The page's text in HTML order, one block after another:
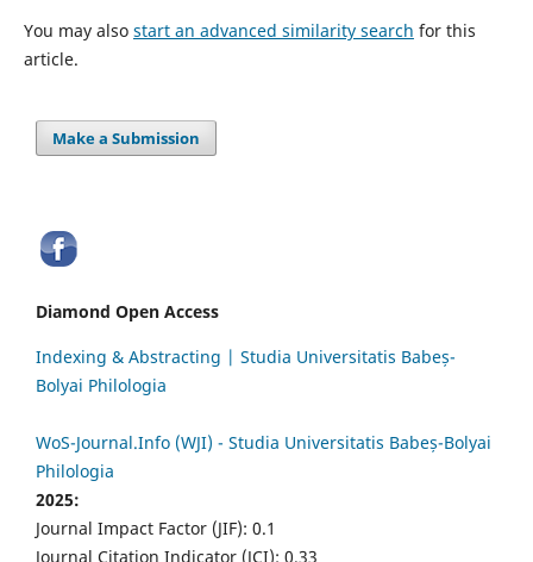
You may also start an advanced similarity search for this
article.
Make a Submission
Diamond Open Access
Indexing & Abstracting | Studia Universitatis Babeș-
Bolyai Philologia
WoS-Journal.Info (WJI) - Studia Universitatis Babeș-Bolyai
Philologia
2025:
Journal Impact Factor (JIF): 0.1
Journal Citation Indicator (JCI): 0.33